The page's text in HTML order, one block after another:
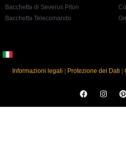
Bacchetta di Severus Piton
Bacchetta Telecomando
Informazioni legali Protezione dei Dati